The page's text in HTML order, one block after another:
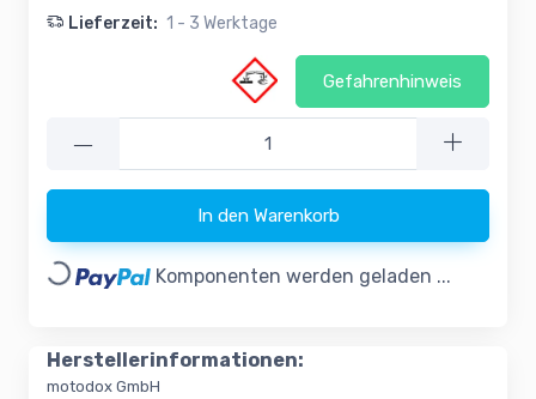
Lieferzeit: 1 - 3 Werktage
Gefahrenhinweis
—
In den Warenkorb
Loading... Komponenten werden geladen ...
Herstellerinformationen:
motodox GmbH